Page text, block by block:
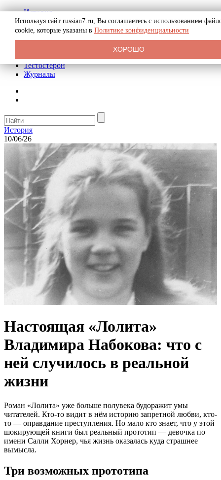
История
Биография
Криминал
Реклама на сайте
Тестостерон
Журналы
История
10/06/26
Настоящая «Лолита»
Владимира Набокова: что с
ней случилось в реальной
жизни
Роман «Лолита» уже больше полувека будоражит умы
читателей. Кто-то видит в нём историю запретной любви, кто-
то — оправдание преступления. Но мало кто знает, что у этой
шокирующей книги был реальный прототип — девочка по
имени Салли Хорнер, чья жизнь оказалась куда страшнее
вымысла.
Три возможных прототипа
Используя сайт russian7.ru, Вы соглашаетесь с использованием
cookie, которые указаны в Политике конфиденциальности
ХОРОШО